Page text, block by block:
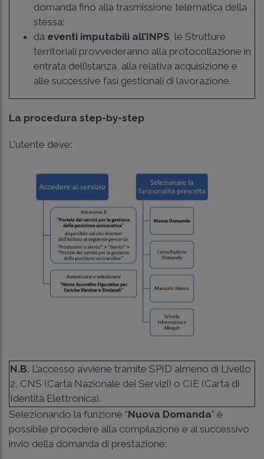
domanda fino alla trasmissione telematica della
stessa;
da eventi imputabili all’INPS , le Strutture
territoriali provvederanno alla protocollazione in
entrata dell’istanza, alla relativa acquisizione e
alle successive fasi gestionali di lavorazione.
La procedura step-by-step
L'utente deve:
N.B. L’accesso avviene tramite SPID almeno di Livello
2, CNS (Carta Nazionale dei Servizi) o CIE (Carta di
Identità Elettronica).
Selezionando la funzione “Nuova Domanda” è
possibile procedere alla compilazione e al successivo
invio della domanda di prestazione: